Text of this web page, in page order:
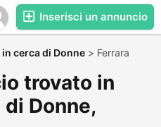
Inserisci un annuncio
cerca di Donne > Ferrara
trovato in
Donne,